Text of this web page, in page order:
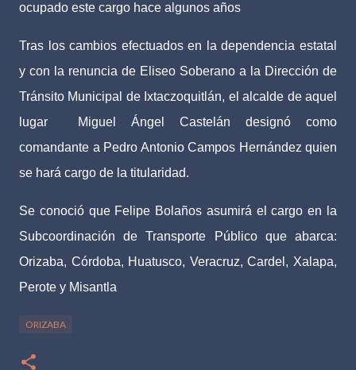
ocupado este cargo hace algunos años
Tras los cambios efectuados en la dependencia estatal
y con la renuncia de Eliseo Soberano a la Dirección de
Tránsito Municipal de Ixtaczoquitlán, el alcalde de aquel
lugar
Miguel Ángel Castelán designó como
comandante a Pedro Antonio Campos Hernández quien
se hará cargo de la titularidad.
Se conoció que Felipe Bolaños asumirá el cargo en la
Subcoordinación de Transporte Público que abarca:
Orizaba, Córdoba, Huatusco, Veracruz, Cardel, Xalapa,
Perote y Misantla
ORIZABA